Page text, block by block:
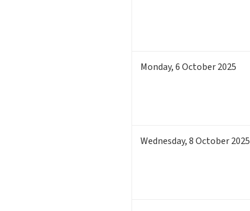
Monday,6October 2025
Wednesday,8October 2025